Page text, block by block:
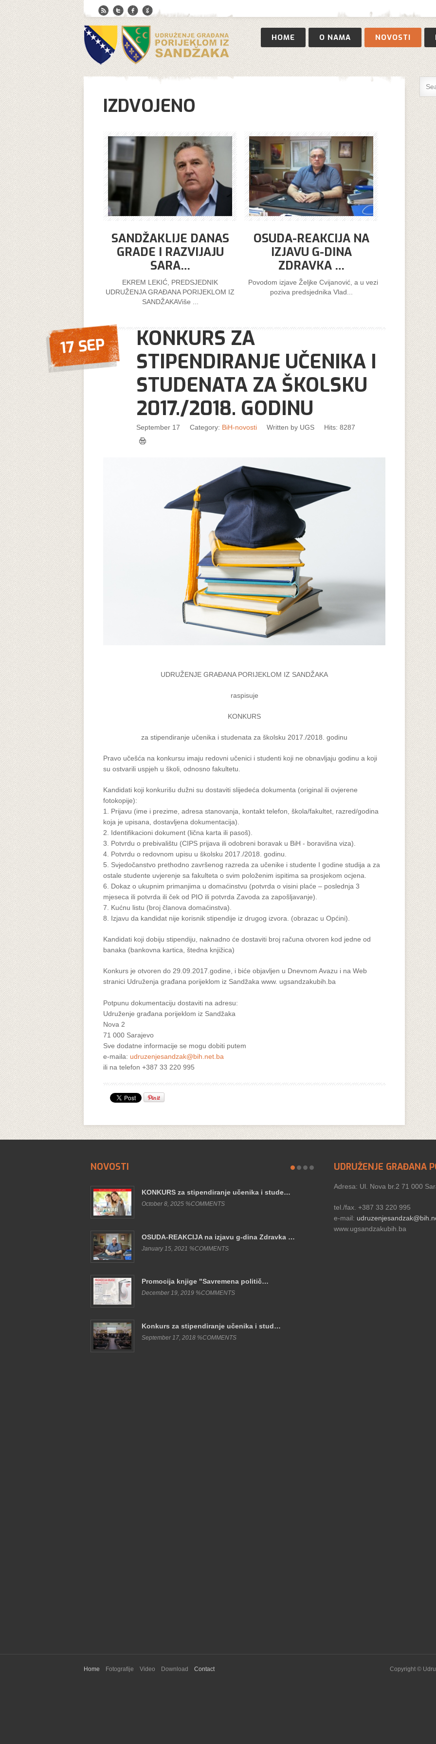
HOME O NAMA NOVOSTI
IZDVOJENO
SANDŽAKLIJE DANAS
GRADE I RAZVIJAJU
SARA…
EKREM LEKIĆ, PREDSJEDNIK
UDRUŽENJA GRAĐANA PORIJEKLOM IZ
SANDŽAKAViše ...
OSUDA-REAKCIJA NA
IZJAVU G-DINA
ZDRAVKA …
Povodom izjave Željke Cvijanović, a u vezi
poziva predsjednika Vlad...
17 SEP
KONKURS ZA
STIPENDIRANJE UČENIKA I
STUDENATA ZA ŠKOLSKU
2017./2018. GODINU
September 17 Category: BiH-novosti Written by UGS Hits: 8287
UDRUŽENJE GRAĐANA PORIJEKLOM IZ SANDŽAKA
raspisuje
KONKURS
za stipendiranje učenika i studenata za školsku 2017./2018. godinu
Pravo učešća na konkursu imaju redovni učenici i studenti koji ne obnavljaju godinu a koji
su ostvarili uspjeh u školi, odnosno fakultetu.
Kandidati koji konkurišu dužni su dostaviti slijedeća dokumenta (original ili ovjerene
fotokopije):
1. Prijavu (ime i prezime, adresa stanovanja, kontakt telefon, škola/fakultet, razred/godina
koja je upisana, dostavljena dokumentacija).
2. Identifikacioni dokument (lična karta ili pasoš).
3. Potvrdu o prebivalištu (CIPS prijava ili odobreni boravak u BiH - boravišna viza).
4. Potvrdu o redovnom upisu u školsku 2017./2018. godinu.
5. Svjedočanstvo prethodno završenog razreda za učenike i studente I godine studija a za
ostale studente uvjerenje sa fakulteta o svim položenim ispitima sa prosjekom ocjena.
6. Dokaz o ukupnim primanjima u domaćinstvu (potvrda o visini plaće – poslednja 3
mjeseca ili potvrda ili ček od PIO ili potvrda Zavoda za zapošljavanje).
7. Kućnu listu (broj članova domaćinstva).
8. Izjavu da kandidat nije korisnik stipendije iz drugog izvora. (obrazac u Općini).
Kandidati koji dobiju stipendiju, naknadno će dostaviti broj računa otvoren kod jedne od
banaka (bankovna kartica, štedna knjižica)
Konkurs je otvoren do 29.09.2017.godine, i biće objavljen u Dnevnom Avazu i na Web
stranici Udruženja građana porijeklom iz Sandžaka www. ugsandzakubih.ba
Potpunu dokumentaciju dostaviti na adresu:
Udruženje građana porijeklom iz Sandžaka
Nova 2
71 000 Sarajevo
Sve dodatne informacije se mogu dobiti putem
e-maila: udruzenjesandzak@bih.net.ba
ili na telefon +387 33 220 995
NOVOSTI
KONKURS za stipendiranje učenika i stude…
October 8, 2025 %COMMENTS
OSUDA-REAKCIJA na izjavu g-dina Zdravka …
January 15, 2021 %COMMENTS
Promocija knjige "Savremena politič…
December 19, 2019 %COMMENTS
Konkurs za stipendiranje učenika i stud…
September 17, 2018 %COMMENTS
Konkurs za
September 17, 2017
UDRUŽENJE GRAĐANA
Adresa: Ul. Nova br.2 71 000
tel./fax. +387 33 220 995
e-mail:
www.ugsandzakubih.ba
Home Fotografije Video Download Contact Copyright ©